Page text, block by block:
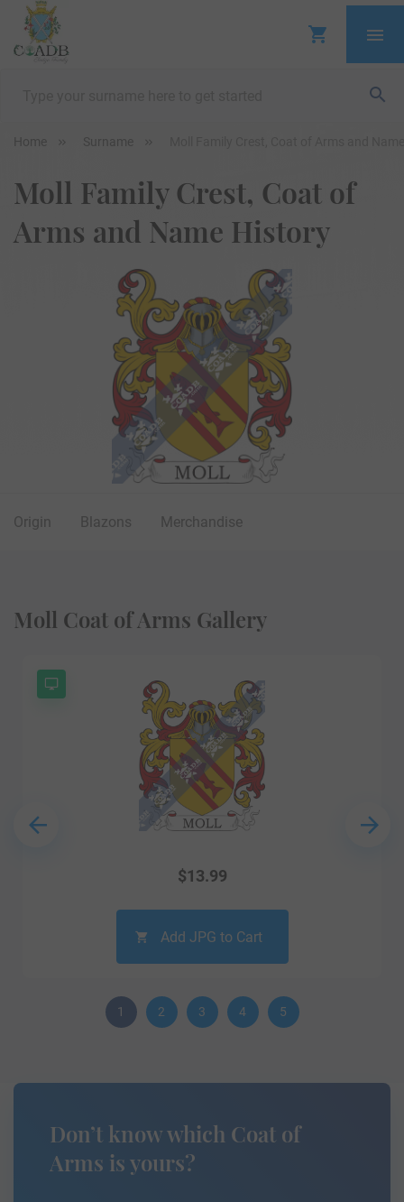
Home Surname
Moll Family Crest, Coat of
Arms and Name History
Origin Blazons Merchandise
Moll Coat of Arms Gallery
$13.99
Add JPG to Cart
1 2 3 4 5
Don’t know which Coat of
Arms is yours?